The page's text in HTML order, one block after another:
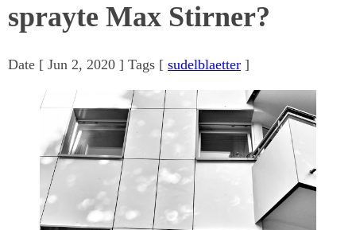
sprayte Max Stirner?
Date [ Jun 2, 2020 ] Tags [ sudelblaetter ]